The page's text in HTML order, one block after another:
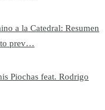
a la Catedral: Resumen
prev…
Piochas feat. Rodrigo